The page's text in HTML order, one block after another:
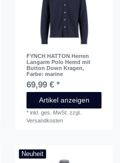
FYNCH HATTON Herren
Langarm Polo Hemd mit
Button Down Kragen,
Farbe: marine
69,99 € *
Artikel anzeigen
*inkl. ges. MwSt. zzgl.
Versandkosten
Neuheit